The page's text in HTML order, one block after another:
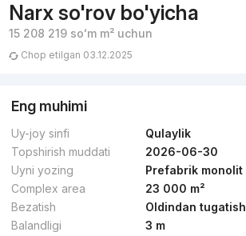
Narx so'rov bo'yicha
15 208 219 soʻmm² uchun
Chop etilgan 03.12.2025
Eng muhimi
Uy-joy sinfi
Qulaylik
Topshirish muddati
2026-06-30
Uyni yozing
Prefabrik monolit
Complex area
23 000 m²
Bezatish
Oldindan tugatish
Balandligi
3 m